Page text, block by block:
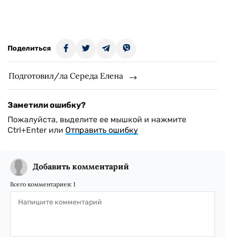
Поделиться
Подготовил/ла Середа Елена
Заметили ошибку?
Пожалуйста, выделите ее мышкой и нажмите
Ctrl+Enter или Отправить ошибку
Добавить комментарий
Всего комментариев: 1